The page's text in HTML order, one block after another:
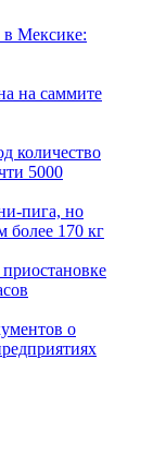
в Мексике:
на саммите
количество
5000
пига, но
более 170 кг
о